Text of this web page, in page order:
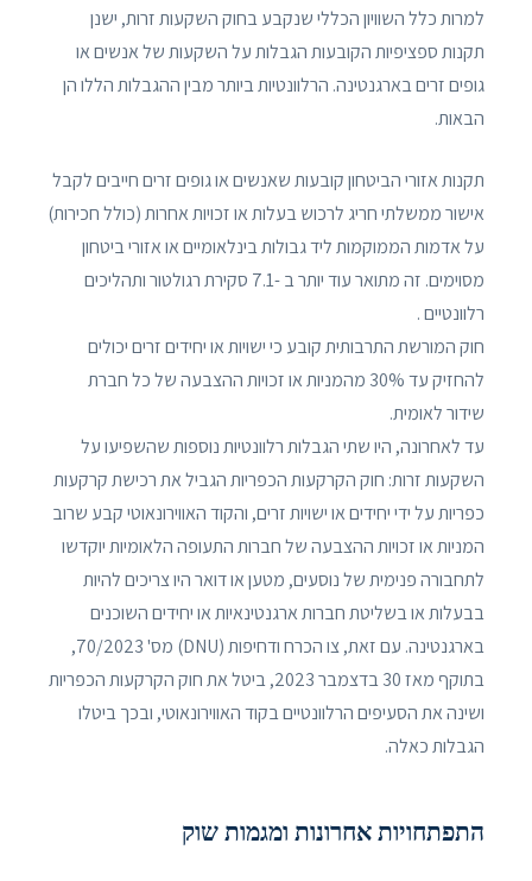
למרות כלל השוויון הכללי שנקבע בחוק השקעות זרות, ישנן
תקנות ספציפיות הקובעות הגבלות על השקעות של אנשים או
גופים זרים בארגנטינה. הרלוונטיות ביותר מבין ההגבלות הללו הן
הבאות.
תקנות אזורי הביטחון קובעות שאנשים או גופים זרים חייבים לקבל
אישור ממשלתי חריג לרכוש בעלות או זכויות אחרות (כולל חכירות)
על אדמות הממוקמות ליד גבולות בינלאומיים או אזורי ביטחון
מסוימים. זה מתואר עוד יותר ב -7.1 סקירת רגולטור ותהליכים
רלוונטיים .
חוק המורשת התרבותית קובע כי ישויות או יחידים זרים יכולים
להחזיק עד 30% מהמניות או זכויות ההצבעה של כל חברת
שידור לאומית.
עד לאחרונה, היו שתי הגבלות רלוונטיות נוספות שהשפיעו על
השקעות זרות: חוק הקרקעות הכפריות הגביל את רכישת קרקעות
כפריות על ידי יחידים או ישויות זרים, והקוד האווירונאוטי קבע שרוב
המניות או זכויות ההצבעה של חברות התעופה הלאומיות יוקדשו
לתחבורה פנימית של נוסעים, מטען או דואר היו צריכים להיות
בבעלות או בשליטת חברות ארגנטינאיות או יחידים השוכנים
בארגנטינה. עם זאת, צו הכרח ודחיפות (DNU) מס' 70/2023,
בתוקף מאז 30 בדצמבר 2023, ביטל את חוק הקרקעות הכפריות
ושינה את הסעיפים הרלוונטיים בקוד האווירונאוטי, ובכך ביטלו
הגבלות כאלה.
התפתחויות אחרונות ומגמות שוק